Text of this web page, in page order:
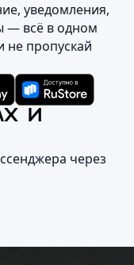
уведомления,
— всё в одном
не пропускай
И
через